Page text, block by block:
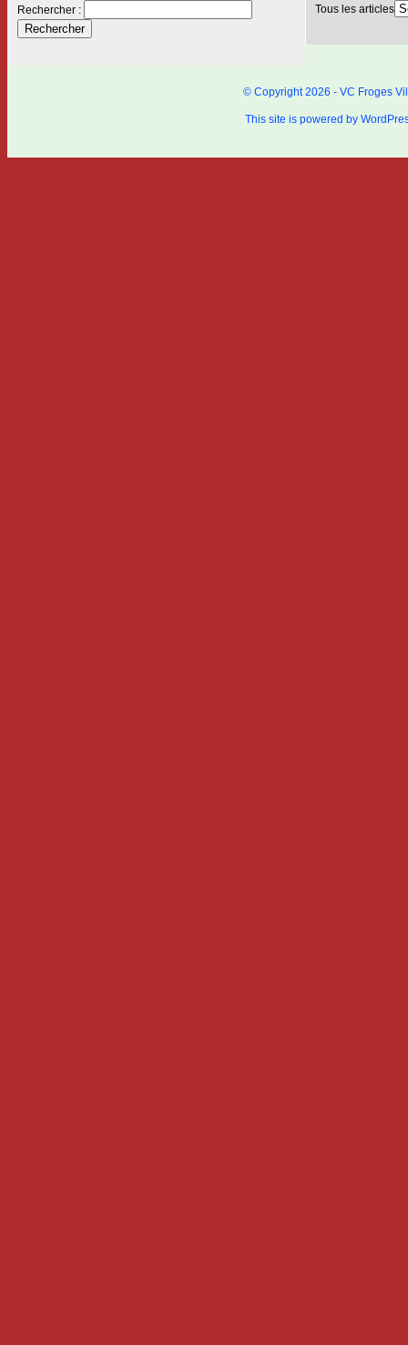
Rechercher : Tous les articles
© Copyright 2026 - VC Froges
This site is powered by